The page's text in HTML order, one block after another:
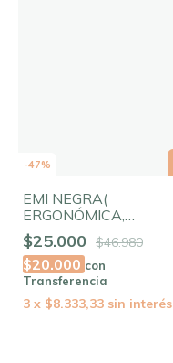
-47%
EMI NEGRA(
ERGONÓMICA,
ELASTIZADA)
$25.000 $46.980
$20.000 con
Transferencia
3 x $8.333,33 sin interés